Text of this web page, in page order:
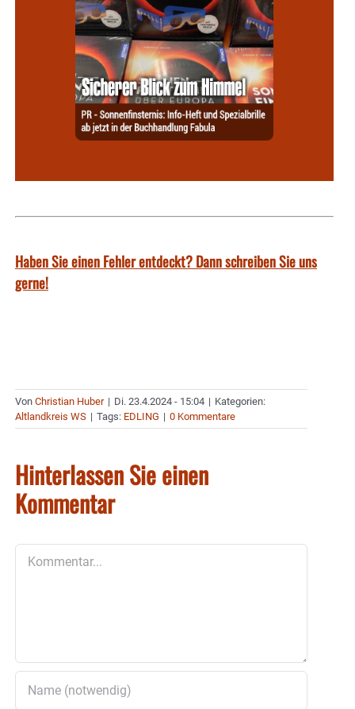
Haben Sie einen Fehler entdeckt? Dann schreiben Sie uns
gerne!
Von Christian Huber | Di. 23.4.2024 - 15:04 | Kategorien:
Altlandkreis WS | Tags: EDLING | 0 Kommentare
Hinterlassen Sie einen
Kommentar